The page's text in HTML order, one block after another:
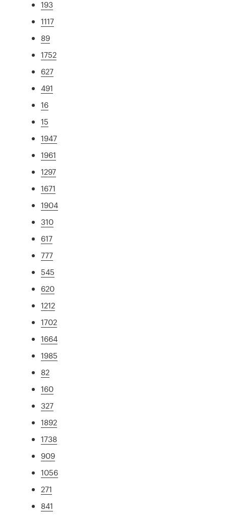
193
1117
89
1752
627
491
16
15
1947
1961
1297
1671
1904
310
617
777
545
620
1212
1702
1664
1985
82
160
327
1892
1738
909
1056
271
841